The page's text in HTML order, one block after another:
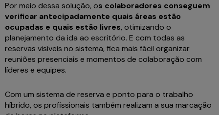
Por meio dessa solução, os colaboradores conseguem
verificar antecipadamente quais áreas estão
ocupadas e quais estão livres, otimizando o
planejamento da ida ao escritório. E com todas as
reservas visíveis no sistema, fica mais fácil organizar
reuniões presenciais e momentos de colaboração com
líderes e equipes.
Com um sistema de reserva e ponto para o trabalho
híbrido, os profissionais também realizam a sua marcação